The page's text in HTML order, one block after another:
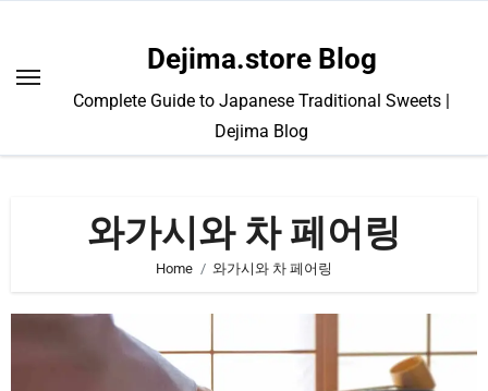
content
Dejima.store Blog
Complete Guide to Japanese Traditional Sweets |
Dejima Blog
와가시와 차 페어링
Home 와가시와 차 페어링